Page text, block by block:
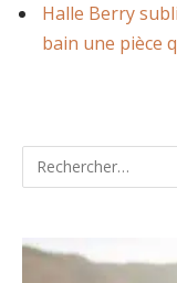
Halle Berry
bain une pièce